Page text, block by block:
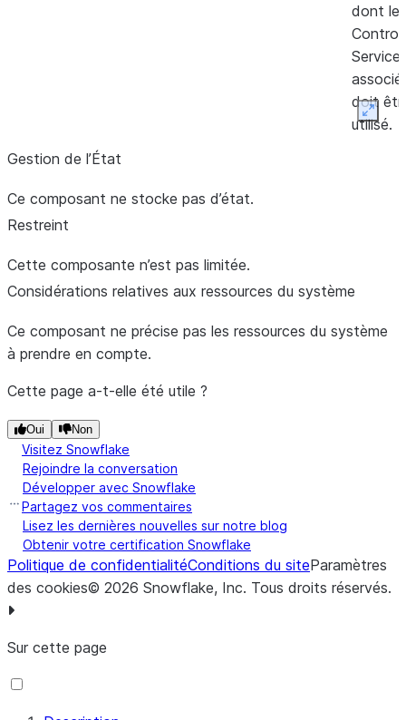
dont le
Service
associé
doit
utilisé.
Gestion de l’État
Ce composant ne stocke pas d’état.
Restreint
Cette composante n’est pas limitée.
Considérations relatives aux ressources du système
Ce composant ne précise pas les ressources du système
à prendre en compte.
Cette page a-t-elle été utile ?
Oui Non
Visitez Snowflake
Rejoindre la conversation
Développer avec Snowflake
Partagez vos commentaires
Lisez les dernières nouvelles sur notre blog
Obtenir votre certification Snowflake
Politique de confidentialitéConditions du siteParamètres
des cookies© 2026 Snowflake, Inc. Tous droits réservés.
Sur cette page